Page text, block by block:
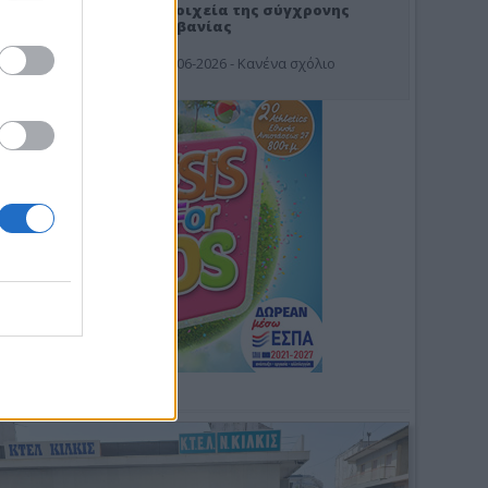
Στοιχεία της σύγχρονης
Αλβανίας
19-06-2026 - Κανένα σχόλιο